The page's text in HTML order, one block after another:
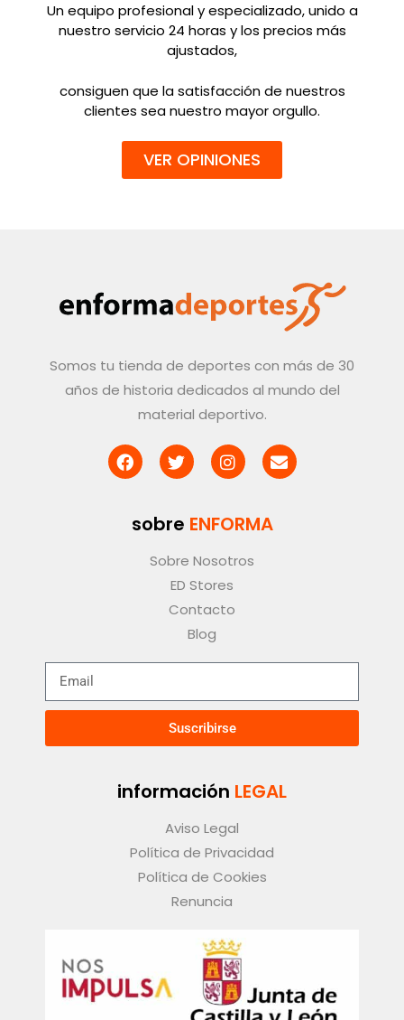
Un equipo profesional y especializado, unido a
nuestro servicio 24 horas y los precios más
ajustados,
consiguen que la satisfacción de nuestros
clientes sea nuestro mayor orgullo.
VER OPINIONES
Somos tu tienda de deportes con más de 30
años de historia dedicados al mundo del
material deportivo.
sobre ENFORMA
Sobre Nosotros
ED Stores
Contacto
Blog
Suscribirse
información LEGAL
Aviso Legal
Política de Privacidad
Política de Cookies
Renuncia